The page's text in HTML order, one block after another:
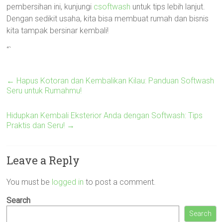
pembersihan ini, kunjungi csoftwash untuk tips lebih lanjut.
Dengan sedikit usaha, kita bisa membuat rumah dan bisnis
kita tampak bersinar kembali!
“`
← Hapus Kotoran dan Kembalikan Kilau: Panduan Softwash
Seru untuk Rumahmu!
Hidupkan Kembali Eksterior Anda dengan Softwash: Tips
Praktis dan Seru! →
Leave a Reply
You must be logged in to post a comment.
Search
Search